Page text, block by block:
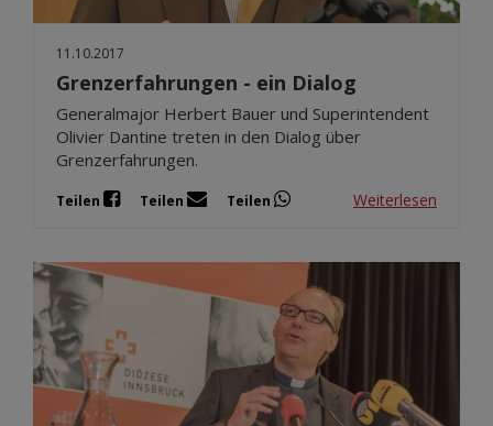
11.10.2017
Grenzerfahrungen - ein Dialog
Generalmajor Herbert Bauer und Superintendent
Olivier Dantine treten in den Dialog über
Grenzerfahrungen.
Teilen Teilen Teilen Weiterlesen